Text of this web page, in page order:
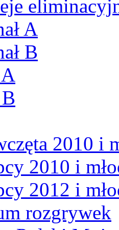
A
B
2010 i
2010 i
2012 i
rozgrywek